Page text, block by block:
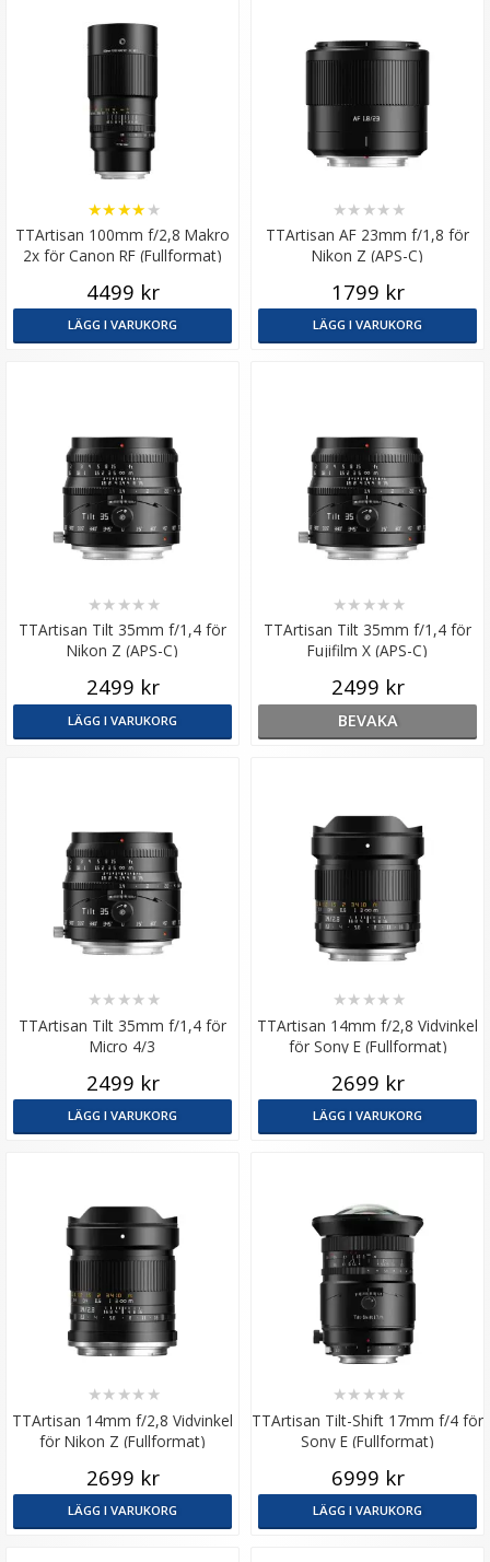
TTArtisan 100mm f/2,8 Makro
2x för Canon RF (Fullformat)
★★★★ ★
4499 kr
LÄGG I VARUKORG
TTArtisan AF 23mm f/1,8 för
Nikon Z (APS-C)
★★ ★★ ★
1799 kr
LÄGG I VARUKORG
TTArtisan Tilt 35mm f/1,4 för
Nikon Z (APS-C)
★★ ★★ ★
2499 kr
LÄGG I VARUKORG
TTArtisan Tilt 35mm f/1,4 för
Fujifilm X (APS-C)
★★ ★★ ★
2499 kr
BEVAKA
TTArtisan Tilt 35mm f/1,4 för
Micro 4/3
★★ ★★ ★
2499 kr
LÄGG I VARUKORG
TTArtisan 14mm f/2,8 Vidvinkel
för Sony E (Fullformat)
★★ ★★ ★
2699 kr
LÄGG I VARUKORG
TTArtisan 14mm f/2,8 Vidvinkel
för Nikon Z (Fullformat)
★★ ★★ ★
2699 kr
LÄGG I VARUKORG
TTArtisan Tilt-Shift 17mm f/4 för
Sony E (Fullformat)
★★ ★★ ★
6999 kr
LÄGG I VARUKORG